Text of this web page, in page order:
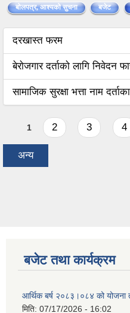
बोलपत्र, आश्यको सुचना बजेट
दरखास्त फरम
बेराेजगार दर्ताकाे लागि निवेदन
सामाजिक सुरक्षा भत्ता नाम
Pages
1 2 3 4
अन्य
बजेट तथा कार्यक्रम
आर्थिक बर्ष २०८३।०८४ को योजना
मिति: 07/17/2026 - 16:02